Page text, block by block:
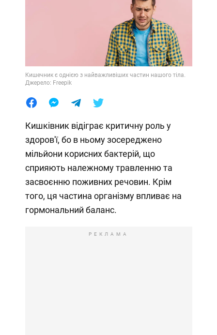
Кишечник є однією з найважливіших частин нашого тіла.
Джерело: Freepik
Кишківник відіграє критичну роль у
здоров'ї, бо в ньому зосереджено
мільйони корисних бактерій, що
сприяють належному травленню та
засвоєнню поживних речовин. Крім
того, ця частина організму впливає на
гормональний баланс.
РЕКЛАМА